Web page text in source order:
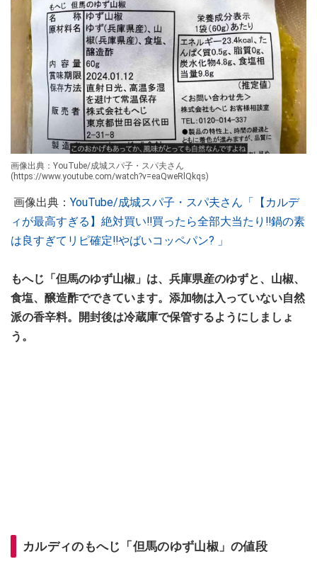
画像出典：YouTube/成城スパ子・スパ夫さん
(https://www.youtube.com/watch?v=eaQweRlQkqs)
画像出典： YouTube/成城スパ子・スパ夫さん「【カルデ
ィが最高すぎる】絶対買い‼️買ったら全部大当たり‼️鍋の素
は良すぎてリピ確定‼︎やばいコッペパン? 」
もへじ「但馬のゆず山椒」は、兵庫県産のゆずと、山椒、
食塩、醸造酢でできています。添加物は入っていない自然
派の香辛料。開封後は冷蔵庫で保管するようにしましょ
う。
カルディのもへじ「但馬のゆず山椒」の値段